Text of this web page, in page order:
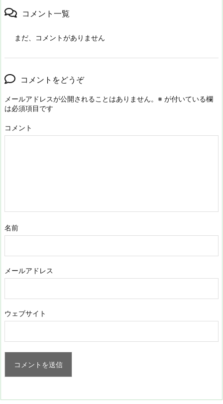
コメント一覧
まだ、コメントがありません
コメントをどうぞ
メールアドレスが公開されることはありません。 ※ が付いている欄
は必須項目です
コメント
名前
メールアドレス
ウェブサイト